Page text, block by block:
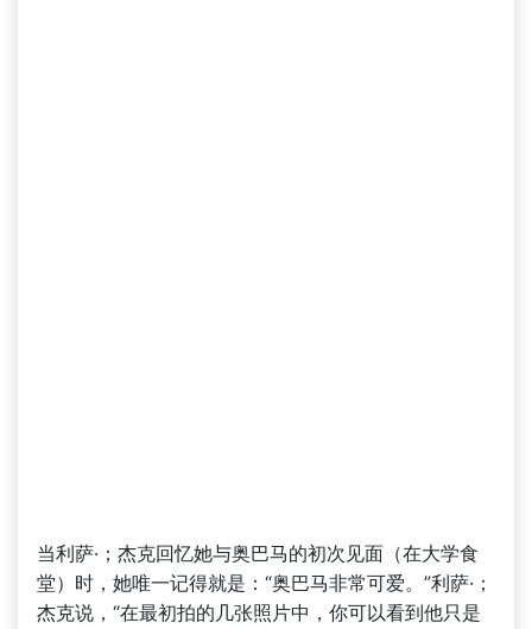
当利萨·；杰克回忆她与奥巴马的初次见面（在大学食
堂）时，她唯一记得就是：“奥巴马非常可爱。”利萨·；
杰克说，“在最初拍的几张照片中，你可以看到他只是